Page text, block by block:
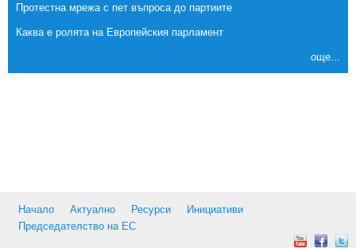
Протестна мрежа с пет въпроса до партиите
Каква е ролята на Европейския парламент
още...
Начало Актуално Ресурси
Инициативи
Председателство на ЕС